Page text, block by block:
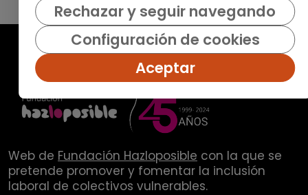
Web de Fundación Hazloposible con la que se
pretende promover y fomentar la inclusión
laboral de colectivos vulnerables.
Rechazar y seguir navegando
Configuración de cookies
Aceptar